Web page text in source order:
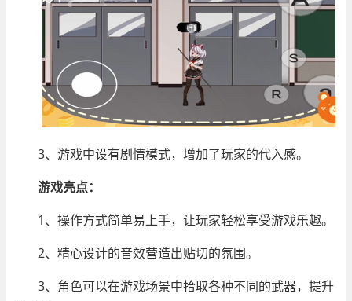
3、游戏中设有剧情模式，增加了玩家的代入感。
游戏亮点：
1、操作方式简单易上手，让玩家轻松享受游戏乐趣。
2、精心设计的音效营造出贴切的氛围。
3、角色可以在游戏场景中拾取各种不同的武器，提升